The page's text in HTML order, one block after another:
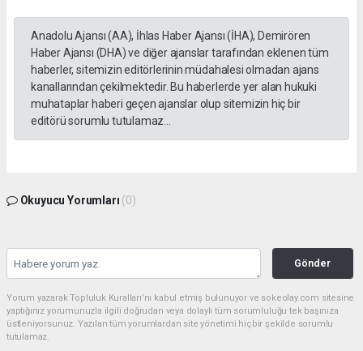
Anadolu Ajansı (AA), İhlas Haber Ajansı (İHA), Demirören
Haber Ajansı (DHA) ve diğer ajanslar tarafından eklenen tüm
haberler, sitemizin editörlerinin müdahalesi olmadan ajans
kanallarından çekilmektedir. Bu haberlerde yer alan hukuki
muhataplar haberi geçen ajanslar olup sitemizin hiç bir
editörü sorumlu tutulamaz...
Okuyucu Yorumları (0)
Gönder
Yorum yazarak Topluluk Kuralları’nı kabul etmiş bulunuyor ve sokeolay.com sitesine
yaptığınız yorumunuzla ilgili doğrudan veya dolaylı tüm sorumluluğu tek başınıza
üstleniyorsunuz. Yazılan tüm yorumlardan site yönetimi hiçbir şekilde sorumlu
tutulamaz.